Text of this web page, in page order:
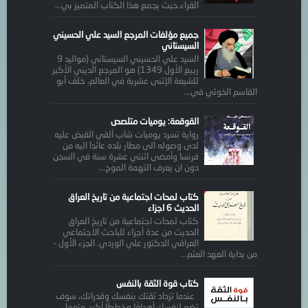
القراء.حيث يجمع هذا الكتاب المتميز بي...
جميع مؤلفات المرجع السيد علي الحسيني
السيستاني
السيد علي الحسيني السيستاني (مواليد 9
ربيع الأول 1349) هو المرجع الديني الأكبر
للشيعة الإثنى عشرية في العالم، خلفَ أبو
القاسم الخوئي في...
القوقعة: يوميات متلصص
رواية تسرد يوميات شاب ألقي القبض عليه
لدى وصوله الى مطار بلده عائدا اليه من
فرنسا وأمضى اثنتي عشرة سنة في السجن
دون ان يعرف التهمة الموج...
كتاب لمحات اجتماعية من تاريخ العراق
الحديث 6 اجزاء
كتاب لمحات اجتماعية من تاريخ العراق
الحديث من عدة أجزاء للباحث الاجتماعي
العراقي الدكتور علي الوردي. الجزء الأول -
من بداية العهد العثم...
كتاب قوة الثقة بالنفس
عندما تزداد ثقتك بنفسك وقدراتك، سوف